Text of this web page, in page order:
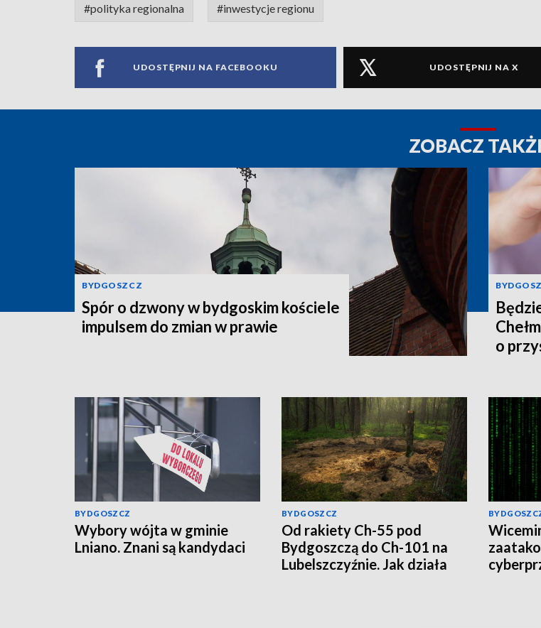
#polityka regionalna #inwestycje regionu
UDOSTĘPNIJ NA FACEBOOKU UDOSTĘPNIJ NA X
ZOBACZ
BYDGOSZCZ
Spór o dzwony w bydgoskim kościele
impulsem do zmian w prawie
o
BYDGOSZCZ
Wybory wójta w gminie
Lniano. Znani są kandydaci
BYDGOSZCZ
Od rakiety Ch-55 pod
Bydgoszczą do Ch-101 na
Lubelszczyźnie. Jak działa